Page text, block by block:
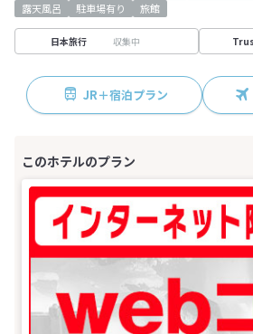
露天風呂
駐車場有り 旅館
日本旅行 収集中
JR＋宿泊プラン